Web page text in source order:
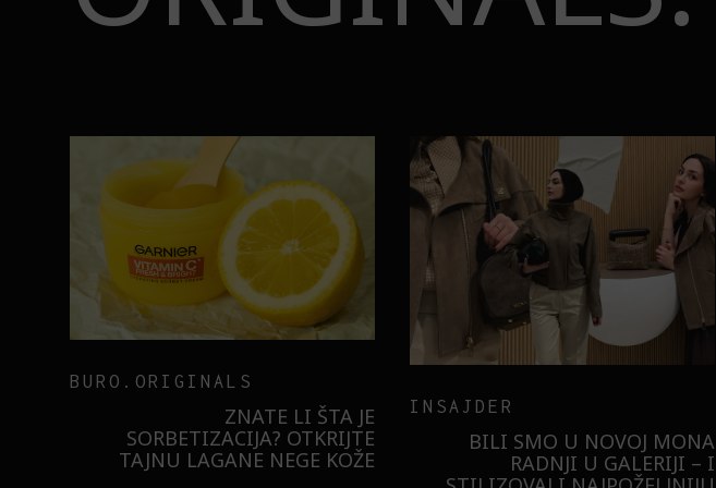
BURO.ORIGINALS
ZNATE LI ŠTA JE
SORBETIZACIJA? OTKRIJTE
TAJNU LAGANE NEGE KOŽE
INSAJDER
BILI SMO U NOVOJ MONA
RADNJI U GALERIJI – I